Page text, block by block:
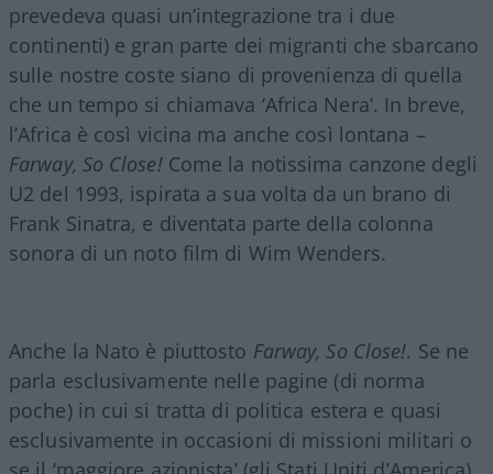
prevedeva quasi un’integrazione tra i due
continenti) e gran parte dei migranti che sbarcano
sulle nostre coste siano di provenienza di quella
che un tempo si chiamava ‘Africa Nera’. In breve,
l’Africa è così vicina ma anche così lontana –
Farway, So Close!Come la notissima canzone degli
U2 del 1993, ispirata a sua volta da un brano di
Frank Sinatra, e diventata parte della colonna
sonora di un noto film di Wim Wenders.
Anche la Nato è piuttosto Farway, So Close!. Se ne
parla esclusivamente nelle pagine (di norma
poche) in cui si tratta di politica estera e quasi
esclusivamente in occasioni di missioni militari o